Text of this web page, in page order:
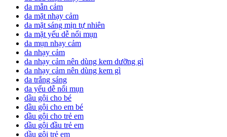
da mẫn cảm
da mặt nhạy cảm
da mặt sáng mịn tự nhiên
da mặt yếu dễ nổi mụn
da mụn nhạy cảm
da nhạy cảm
da nhạy cảm nên dùng kem dưỡng gì
da nhạy cảm nên dùng kem gì
da trắng sáng
da yếu dễ nổi mụn
dầu gội cho bé
dầu gội cho em bé
dầu gội cho trẻ em
dầu gội đầu trẻ em
dầu gội trẻ em